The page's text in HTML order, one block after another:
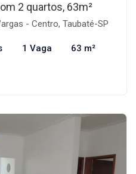
2 quartos, 63m²
- Centro, Taubaté-SP
1 Vaga 63 m²